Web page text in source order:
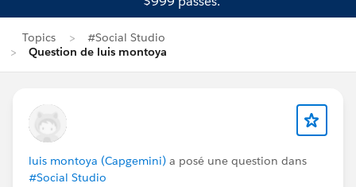
Topics
#Social Studio
Question de luis montoya
luis montoya (Capgemini) a posé une question dans
#Social Studio